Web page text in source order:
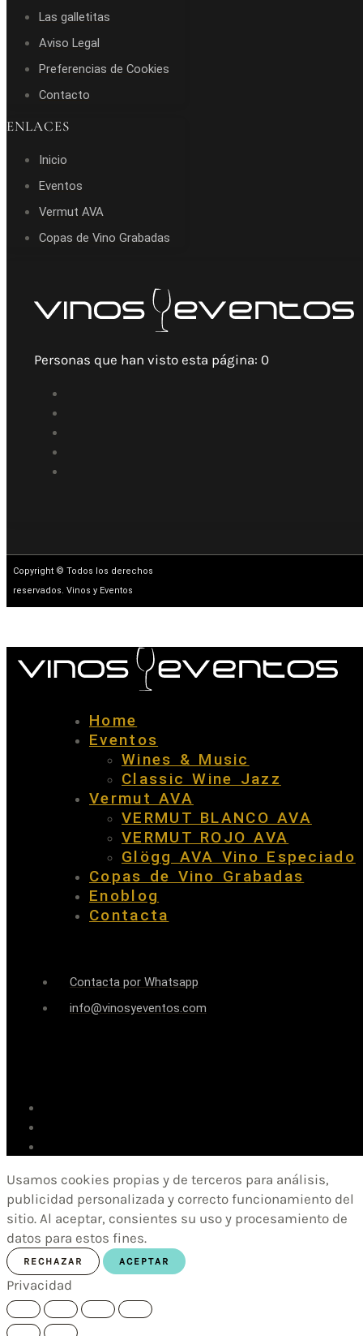
Las galletitas
Aviso Legal
Preferencias de Cookies
Contacto
ENLACES
Inicio
Eventos
Vermut AVA
Copas de Vino Grabadas
Personas que han visto esta página: 0
Copyright © Todos los derechos
reservados. Vinos y Eventos
Home
Eventos
Wines & Music
Classic Wine Jazz
Vermut AVA
VERMUT BLANCO AVA
VERMUT ROJO AVA
Glögg AVA Vino Especiado
Copas de Vino Grabadas
Enoblog
Contacta
Contacta por Whatsapp
info@vinosyeventos.com
Usamos cookies propias y de terceros para análisis,
publicidad personalizada y correcto funcionamiento del
sitio. Al aceptar, consientes su uso y procesamiento de
datos para estos fines.
RECHAZAR ACEPTAR
Privacidad